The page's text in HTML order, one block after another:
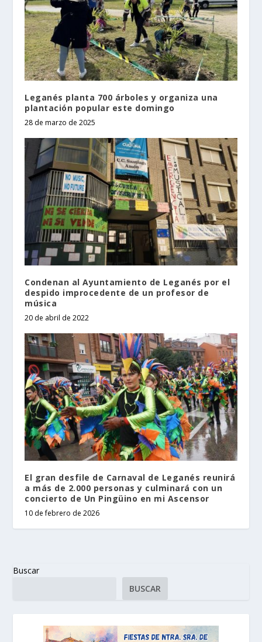
Leganés planta 700 árboles y organiza una
plantación popular este domingo
28 de marzo de 2025
Condenan al Ayuntamiento de Leganés por el
despido improcedente de un profesor de
música
20 de abril de 2022
El gran desfile de Carnaval de Leganés reunirá
a más de 2.000 personas y culminará con un
concierto de Un Pingüino en mi Ascensor
10 de febrero de 2026
Buscar
BUSCAR